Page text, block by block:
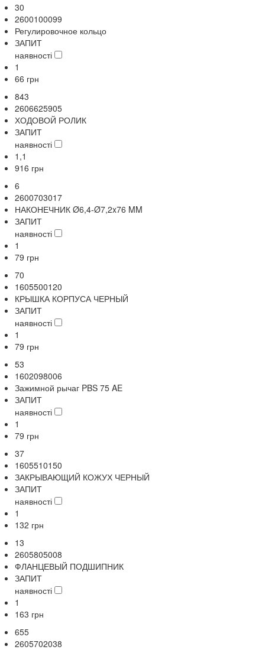
30
2600100099
Регулировочное кольцо
ЗАПИТ
наявності
1
66 грн
843
2606625905
ХОДОВОЙ РОЛИК
ЗАПИТ
наявності
1,1
916 грн
6
2600703017
НАКОНЕЧНИК Ø6,4-Ø7,2x76 MM
ЗАПИТ
наявності
1
79 грн
70
1605500120
КРЫШКА КОРПУСА ЧЕРНЫЙ
ЗАПИТ
наявності
1
79 грн
53
1602098006
Зажимной рычаг PBS 75 AE
ЗАПИТ
наявності
1
79 грн
37
1605510150
ЗАКРЫВАЮЩИЙ КОЖУХ ЧЕРНЫЙ
ЗАПИТ
наявності
1
132 грн
13
2605805008
ФЛАНЦЕВЫЙ ПОДШИПНИК
ЗАПИТ
наявності
1
163 грн
655
2605702038